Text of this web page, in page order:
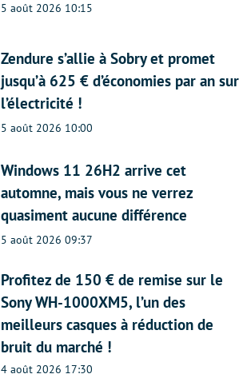
5 août 2026 10:15
Zendure s’allie à Sobry et promet
jusqu’à 625 € d’économies par an sur
l’électricité !
5 août 2026 10:00
Windows 11 26H2 arrive cet
automne, mais vous ne verrez
quasiment aucune différence
5 août 2026 09:37
Profitez de 150 € de remise sur le
Sony WH-1000XM5, l’un des
meilleurs casques à réduction de
bruit du marché !
4 août 2026 17:30